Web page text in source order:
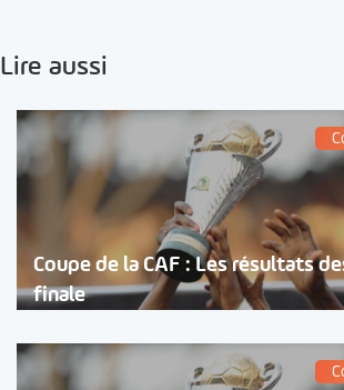
Lire aussi
Coupe de la CAF : Les résultats
finale